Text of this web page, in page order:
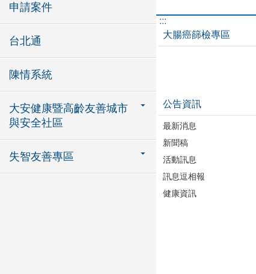
申請案件
台北通
陳情系統
大安健康暨高齡友善城市
與安全社區
失智友善專區
:::
大腸癌篩檢專區
公告資訊
最新消息
新聞稿
活動訊息
訊息逗相報
健康資訊